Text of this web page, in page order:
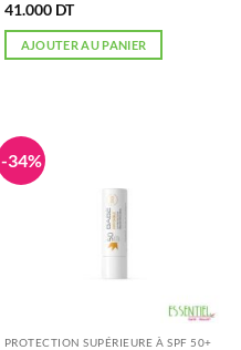
41.000 DT
AJOUTER AU PANIER
-34%
PROTECTION SUPÉRIEURE À SPF 50+